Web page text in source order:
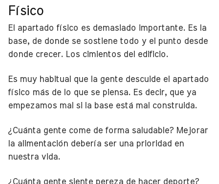
Físico
El apartado físico es demasiado importante. Es la
base, de donde se sostiene todo y el punto desde
donde crecer. Los cimientos del edificio.
Es muy habitual que la gente descuide el apartado
físico más de lo que se piensa. Es decir, que ya
empezamos mal si la base está mal construida.
¿Cuánta gente come de forma saludable? Mejorar
la alimentación debería ser una prioridad en
nuestra vida.
¿Cuánta gente siente pereza de hacer deporte?